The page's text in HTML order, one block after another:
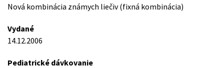
Nová kombinácia známych liečiv (fixná kombinácia)
Vydané
14.12.2006
Pediatrické dávkovanie